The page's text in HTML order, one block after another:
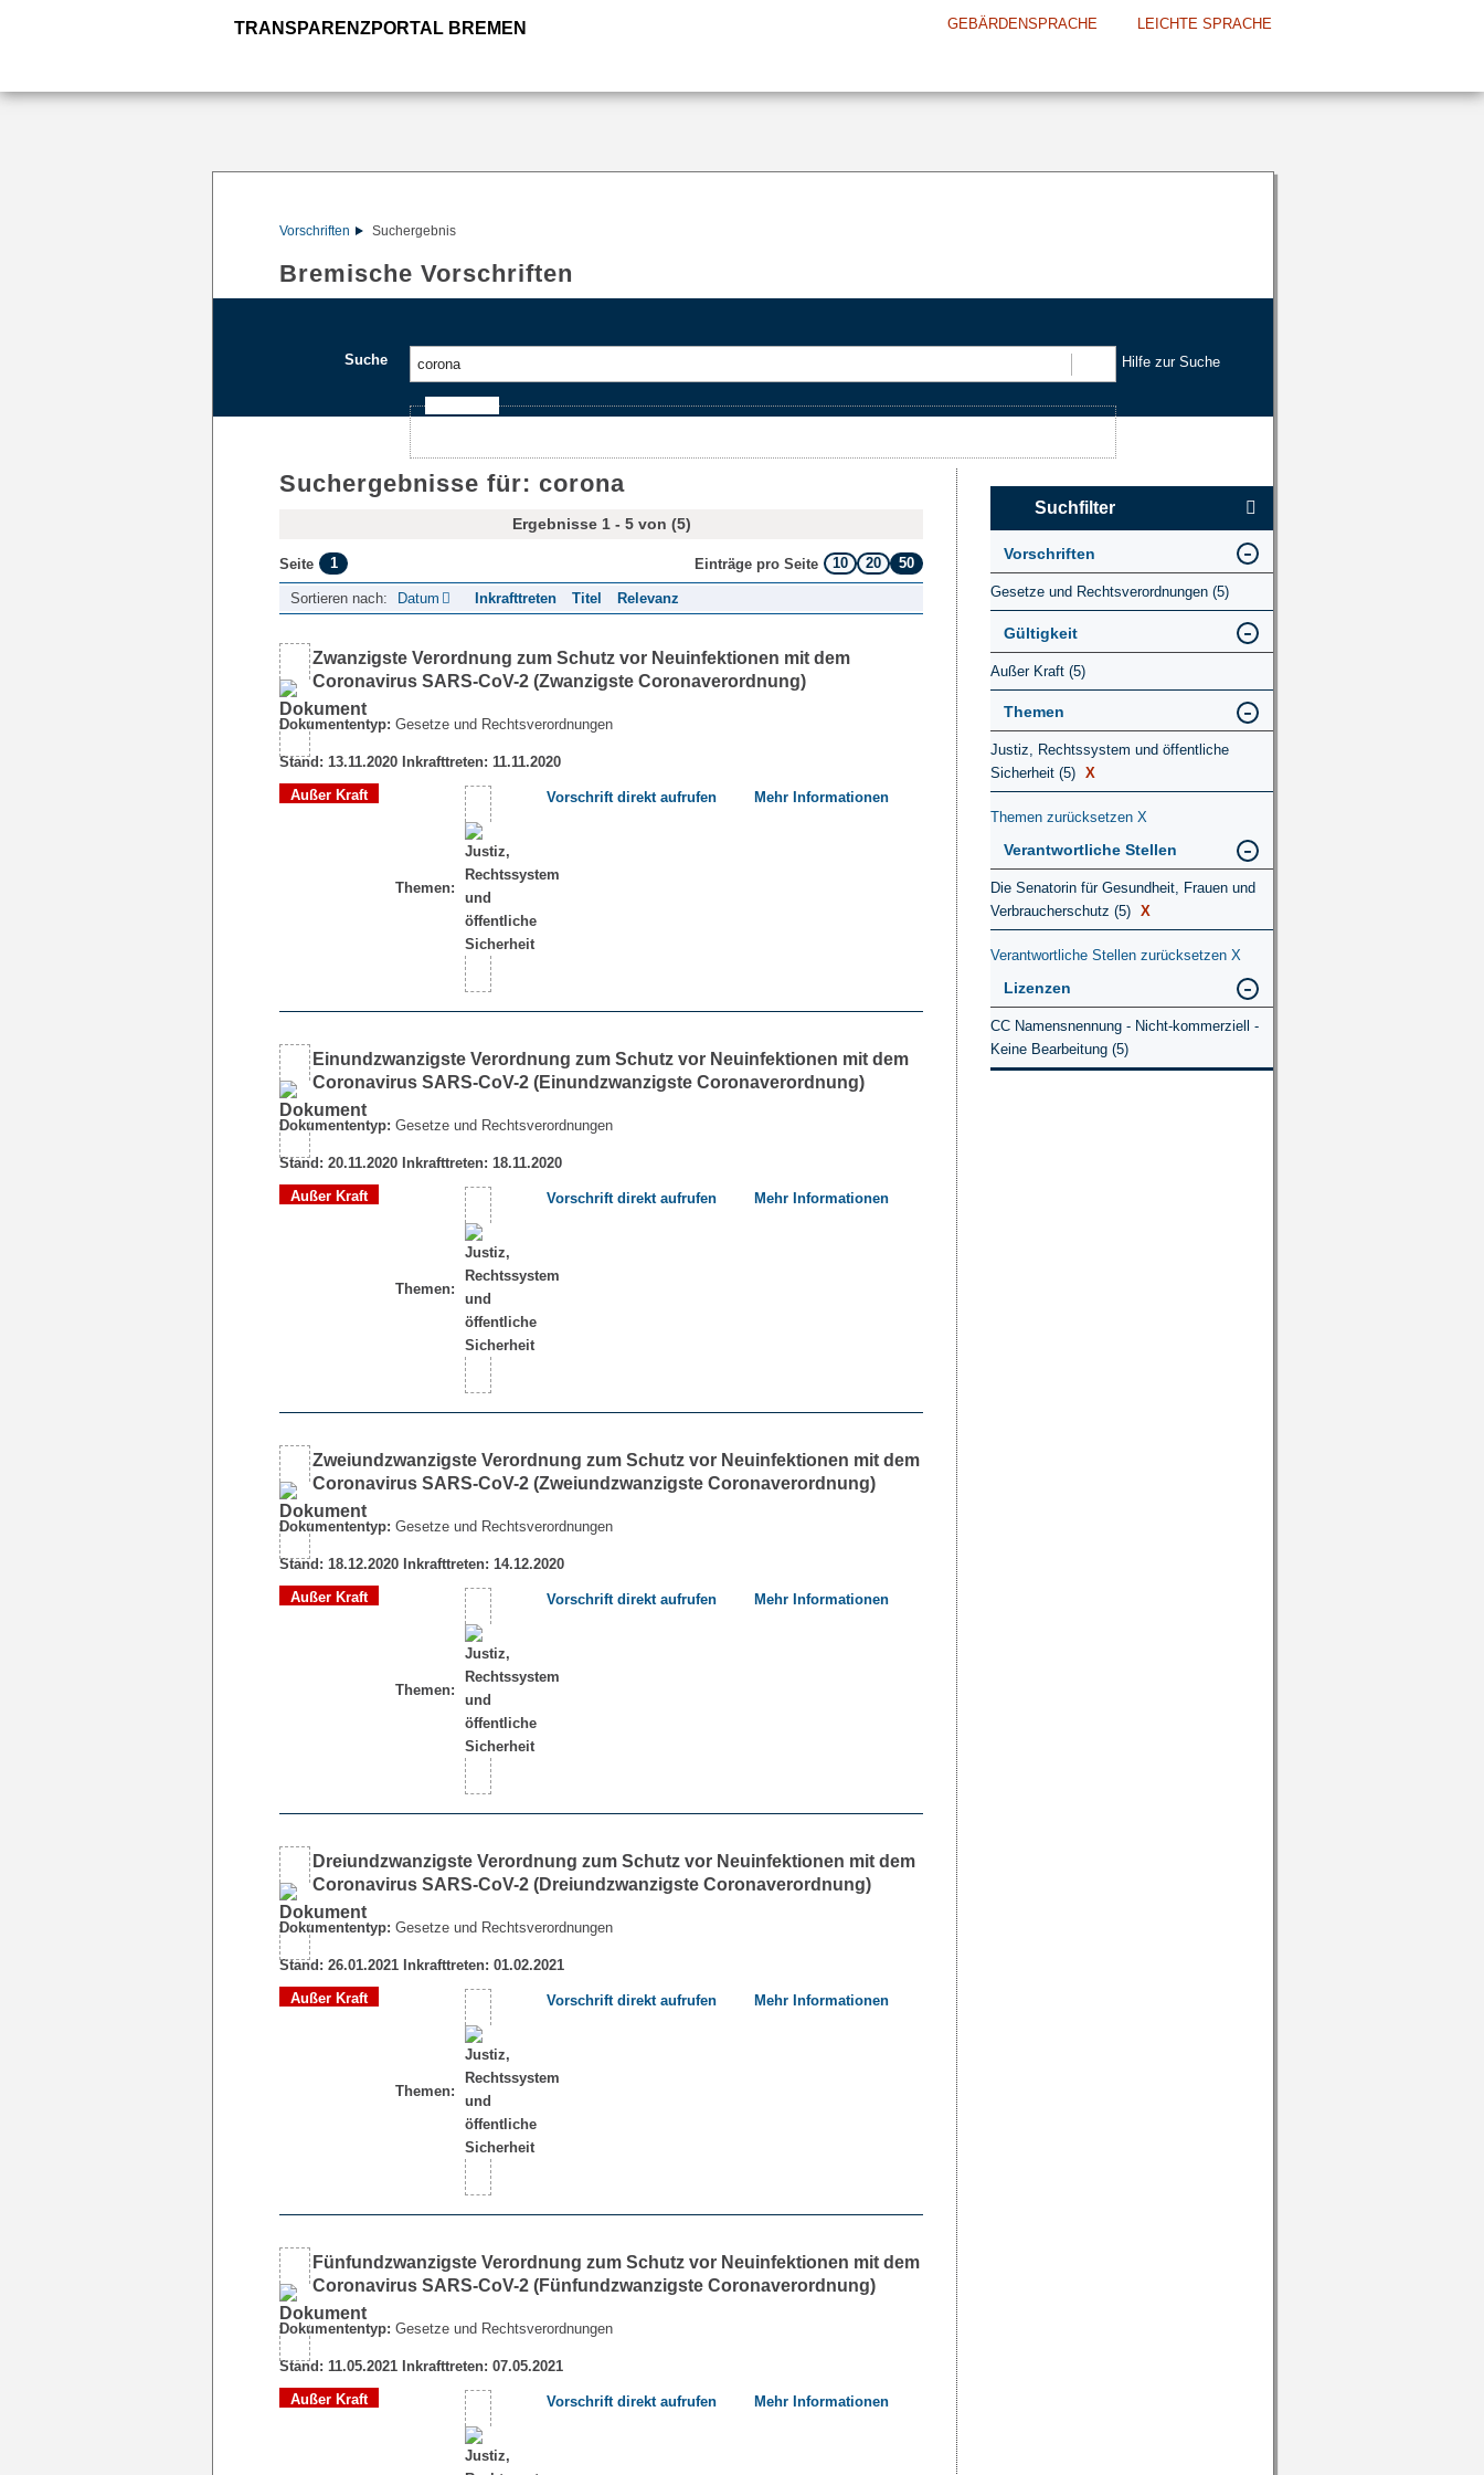
TRANSPARENZPORTAL BREMEN GEBÄRDENSPRACHE LEICHTE SPRACHE
Vorschriften Suchergebnis
Bremische Vorschriften
Suche Hilfe zur Suche
Suchergebnisse für: corona
Ergebnisse 1 - 5 von (5)
Seite 1 Einträge pro Seite 10 20 50
Sortieren nach: Datum Inkrafttreten Titel Relevanz
Zwanzigste Verordnung zum Schutz vor Neuinfektionen mit dem
Coronavirus SARS-CoV-2 (Zwanzigste Coronaverordnung)
Dokumententyp: Gesetze und Rechtsverordnungen
Stand: 13.11.2020 Inkrafttreten: 11.11.2020
Außer Kraft
Themen:
Vorschrift direkt aufrufen Mehr Informationen
Einundzwanzigste Verordnung zum Schutz vor Neuinfektionen mit dem
Coronavirus SARS-CoV-2 (Einundzwanzigste Coronaverordnung)
Dokumententyp: Gesetze und Rechtsverordnungen
Stand: 20.11.2020 Inkrafttreten: 18.11.2020
Außer Kraft
Themen:
Vorschrift direkt aufrufen Mehr Informationen
Zweiundzwanzigste Verordnung zum Schutz vor Neuinfektionen mit dem
Coronavirus SARS-CoV-2 (Zweiundzwanzigste Coronaverordnung)
Dokumententyp: Gesetze und Rechtsverordnungen
Stand: 18.12.2020 Inkrafttreten: 14.12.2020
Außer Kraft
Themen:
Vorschrift direkt aufrufen Mehr Informationen
Dreiundzwanzigste Verordnung zum Schutz vor Neuinfektionen mit dem
Coronavirus SARS-CoV-2 (Dreiundzwanzigste Coronaverordnung)
Dokumententyp: Gesetze und Rechtsverordnungen
Stand: 26.01.2021 Inkrafttreten: 01.02.2021
Außer Kraft
Themen:
Vorschrift direkt aufrufen Mehr Informationen
Fünfundzwanzigste Verordnung zum Schutz vor Neuinfektionen mit dem
Coronavirus SARS-CoV-2 (Fünfundzwanzigste Coronaverordnung)
Dokumententyp: Gesetze und Rechtsverordnungen
Stand: 11.05.2021 Inkrafttreten: 07.05.2021
Außer Kraft
Vorschrift direkt aufrufen Mehr Informationen
Suchfilter
Vorschriften
Gesetze und Rechtsverordnungen (5)
Gültigkeit
Außer Kraft (5)
Themen
Justiz, Rechtssystem und öffentliche
Sicherheit (5) X
Themen zurücksetzen X
Verantwortliche Stellen
Die Senatorin für Gesundheit, Frauen und
Verbraucherschutz (5) X
Verantwortliche Stellen zurücksetzen X
Lizenzen
CC Namensnennung - Nicht-kommerziell -
Keine Bearbeitung (5)